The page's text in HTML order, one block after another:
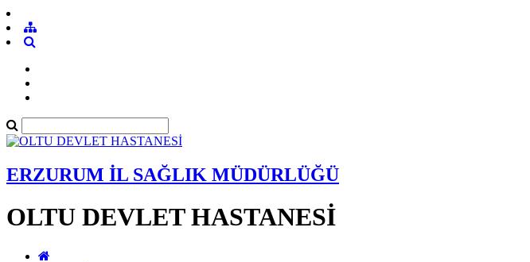
ERZURUM İL SAĞLIK MÜDÜRLÜĞÜ
OLTU DEVLET HASTANESİ